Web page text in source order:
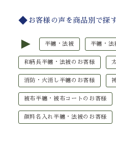
お客様の声を商品別で探
► 半纏・法被 半纏・法
和柄長半纏・法被のお客様
消防・火消し半纏のお客様
被布半纏・被布コートのお客様
顔料名入れ半纏・法被のお客様